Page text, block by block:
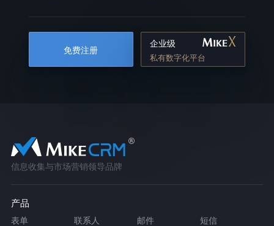
免费注册
企业级
私有数字化平台
信息收集与市场营销领导品牌
产品
表单 联系人 邮件
短信